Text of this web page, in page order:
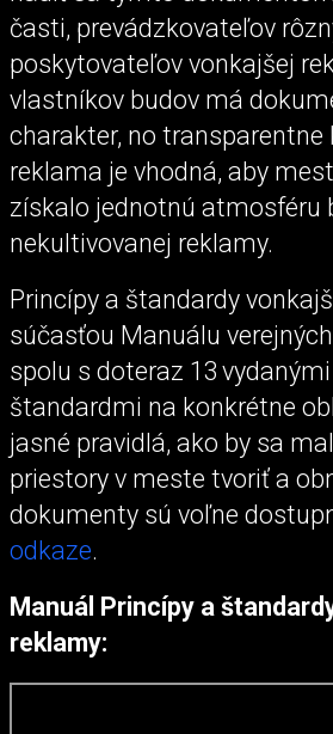
časti, prevádzkovateľov
poskytovateľov vonkajšej
vlastníkov budov má
charakter, no transparentne
reklama je vhodná, aby
získalo jednotnú atmosféru
nekultivovanej reklamy.
Princípy a štandardy
súčasťou Manuálu
spolu s doteraz 13
štandardmi na konkrétne
jasné pravidlá, ako by sa
priestory v meste tvoriť a
dokumenty sú voľne
odkaze.
Manuál Princípy a
reklamy: